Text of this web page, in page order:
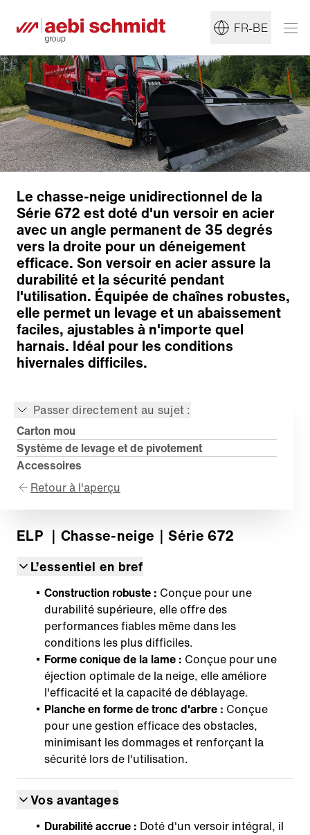
FR-BE
Le chasse-neige unidirectionnel de la
Série 672 est doté d'un versoir en acier
avec un angle permanent de 35 degrés
vers la droite pour un déneigement
efficace. Son versoir en acier assure la
durabilité et la sécurité pendant
l'utilisation. Équipée de chaînes robustes,
elle permet un levage et un abaissement
faciles, ajustables à n'importe quel
harnais. Idéal pour les conditions
hivernales difficiles.
Passer directement au sujet :
Carton mou
Système de levage et de pivotement
Accessoires
Retour à l'aperçu
ELP ｜Chasse-neige ｜Série 672
L’essentiel en bref
Construction robuste : Conçue pour une
durabilité supérieure, elle offre des
performances fiables même dans les
conditions les plus difficiles.
Forme conique de la lame : Conçue pour une
éjection optimale de la neige, elle améliore
l'efficacité et la capacité de déblayage.
Planche en forme de tronc d'arbre : Conçue
pour une gestion efficace des obstacles,
minimisant les dommages et renforçant la
sécurité lors de l'utilisation.
Vos avantages
Durabilité accrue : Doté d'un versoir intégral, il